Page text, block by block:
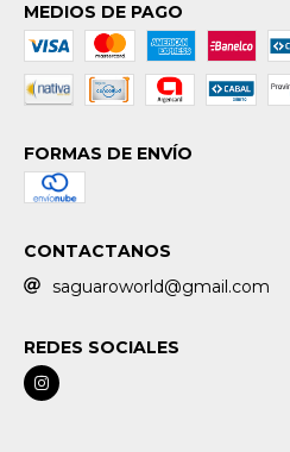
MEDIOS DE PAGO
FORMAS DE ENVÍO
CONTACTANOS
saguaroworld@gmail.com
REDES SOCIALES